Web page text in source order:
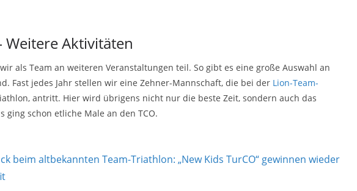
Aktivitäten
als Team an weiteren Veranstaltungen teil. So gibt es eine große Auswahl an
Fast jedes Jahr stellen wir eine Zehner-Mannschaft, die bei der Lion-Team-
antritt. Hier wird übrigens nicht nur die beste Zeit, sondern auch das
ging schon etliche Male an den TCO.
beim altbekannten Team-Triathlon: „New Kids TurCO“ gewinnen wieder